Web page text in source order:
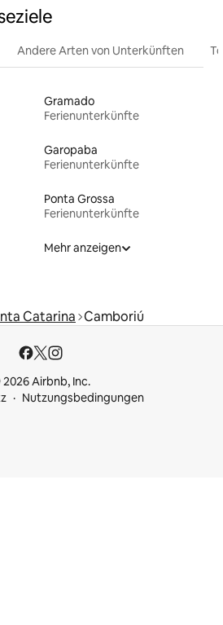
Andere Arten von Unterkünften
Gramado
Ferienunterkünfte
Garopaba
Ferienunterkünfte
Ponta Grossa
Ferienunterkünfte
Mehr anzeigen
Catarina Camboriú
Airbnb, Inc.
Nutzungsbedingungen